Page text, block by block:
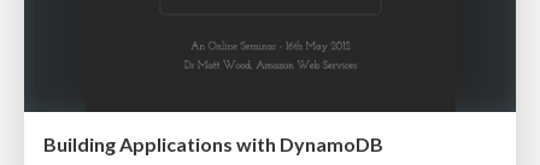
Building Applications with DynamoDB